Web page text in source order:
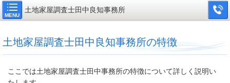
MENU
土地家屋調査士田中良知事務所
土地家屋調査士田中良知事務所の特徴
ここでは土地家屋調査士田中事務所の特徴について詳しく説明い